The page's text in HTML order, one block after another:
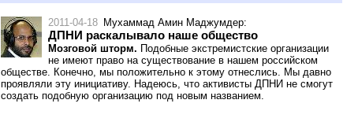
2011-04-18 Мухаммад Амин Маджумдер:
ДПНИ раскалывало наше общество
Мозговой шторм. Подобные экстремистские организации
не имеют право на существование в нашем российском
обществе. Конечно, мы положительно к этому отнеслись. Мы давно
проявляли эту инициативу. Надеюсь, что активисты ДПНИ не смогут
создать подобную организацию под новым названием.